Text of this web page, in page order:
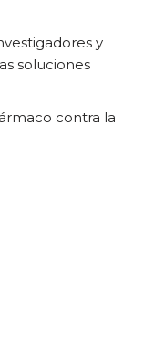
y
soluciones
contra la